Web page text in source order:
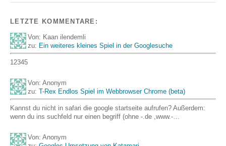
LETZTE KOMMENTARE:
Von: Kaan ilendemli
zu: Ein weiteres kleines Spiel in der Googlesuche
12345
Von: Anonym
zu: T-Rex Endlos Spiel im Webbrowser Chrome (beta)
Kannst du nicht in safari die google startseite aufrufen? Außerdem:
wenn du ins suchfeld nur einen begriff (ohne -.de ,www.-…
Von: Anonym